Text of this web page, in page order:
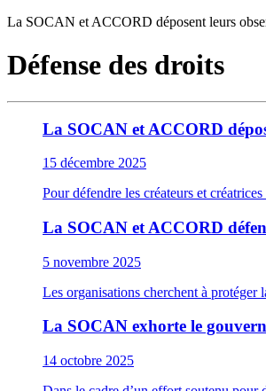
La SOCAN et ACCORD déposent leurs
Défense des droits
La SOCAN et ACCORD
15 décembre 2025
Pour défendre les créateurs et
La SOCAN et ACCORD
5 novembre 2025
Les organisations cherchent à protéger
La SOCAN exhorte le
14 octobre 2025